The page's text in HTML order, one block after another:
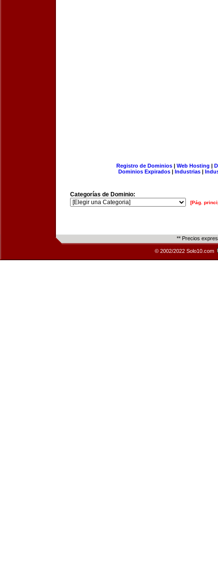
Registro de Dominios| Web Hosting |
Dominios Expirados | Industrias |
Categorías de Dominio:
[Pág.
** Precios
© 2002/2022 Solo10.com